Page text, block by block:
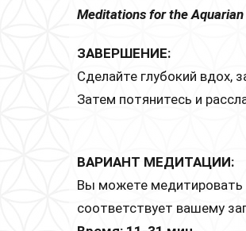
Meditations for the Aquarian
ЗАВЕРШЕНИЕ:
Сделайте глубокий
Затем потянитесь и
ВАРИАНТ МЕДИТАЦИИ:
Вы можете медитировать
соответствует вашему